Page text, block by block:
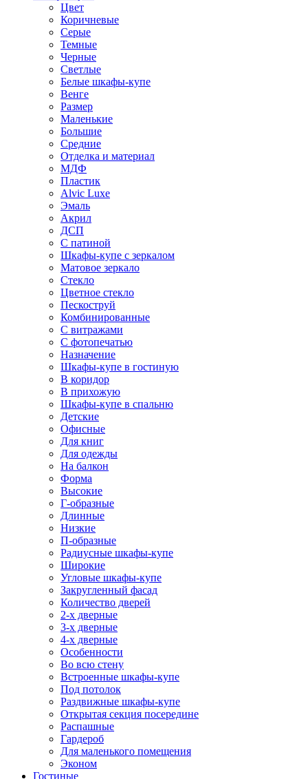
Цвет
Коричневые
Серые
Темные
Черные
Светлые
Белые шкафы-купе
Венге
Размер
Маленькие
Большие
Средние
Отделка и материал
МДФ
Пластик
Alvic Luxe
Эмаль
Акрил
ДСП
С патиной
Шкафы-купе с зеркалом
Матовое зеркало
Стекло
Цветное стекло
Пескоструй
Комбинированные
С витражами
С фотопечатью
Назначение
Шкафы-купе в гостиную
В коридор
В прихожую
Шкафы-купе в спальню
Детские
Офисные
Для книг
Для одежды
На балкон
Форма
Высокие
Г-образные
Длинные
Низкие
П-образные
Радиусные шкафы-купе
Широкие
Угловые шкафы-купе
Закругленный фасад
Количество дверей
2-х дверные
3-х дверные
4-х дверные
Особенности
Во всю стену
Встроенные шкафы-купе
Под потолок
Раздвижные шкафы-купе
Открытая секция посередине
Распашные
Гардероб
Для маленького помещения
Эконом
Гостиные